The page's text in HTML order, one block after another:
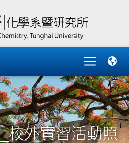
校外實習活動照